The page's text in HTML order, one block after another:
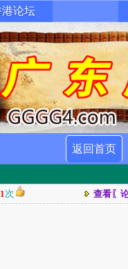
港论坛
返回首页
次 查看〖